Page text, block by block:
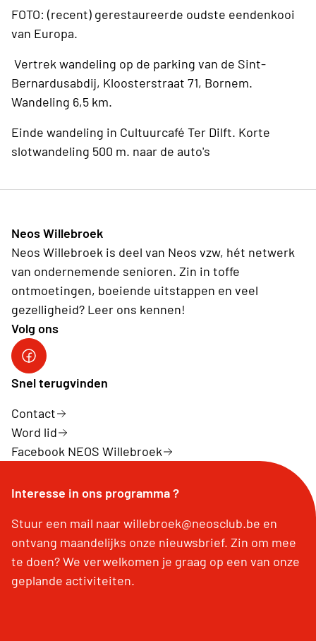
FOTO: (recent) gerestaureerde oudste eendenkooi
van Europa.
Vertrek wandeling op de parking van de Sint-
Bernardusabdij, Kloosterstraat 71, Bornem.
Wandeling 6,5 km.
Einde wandeling in Cultuurcafé Ter Dilft. Korte
slotwandeling 500 m. naar de auto's
Neos Willebroek
Neos Willebroek is deel van Neos vzw, hét netwerk
van ondernemende senioren. Zin in toffe
ontmoetingen, boeiende uitstappen en veel
gezelligheid? Leer ons kennen!
Volg ons
Facebook NEOS Willebroek
Snel terugvinden
Contact
Word lid
Facebook NEOS Willebroek
Interesse in ons programma ?
Stuur een mail naar willebroek@neosclub.be en
ontvang maandelijks onze nieuwsbrief. Zin om mee
te doen? We verwelkomen je graag op een van onze
geplande activiteiten.